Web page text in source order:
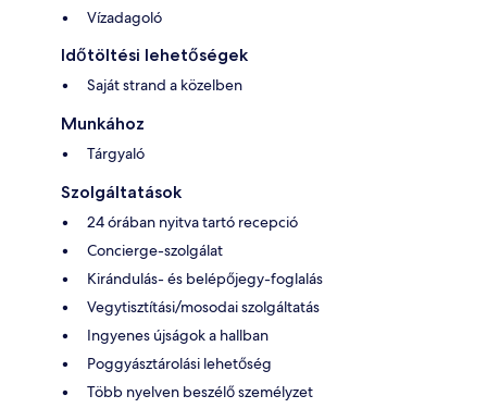
Vízadagoló
Időtöltési lehetőségek
Saját strand a közelben
Munkához
Tárgyaló
Szolgáltatások
24 órában nyitva tartó recepció
Concierge-szolgálat
Kirándulás- és belépőjegy-foglalás
Vegytisztítási/mosodai szolgáltatás
Ingyenes újságok a hallban
Poggyásztárolási lehetőség
Több nyelven beszélő személyzet